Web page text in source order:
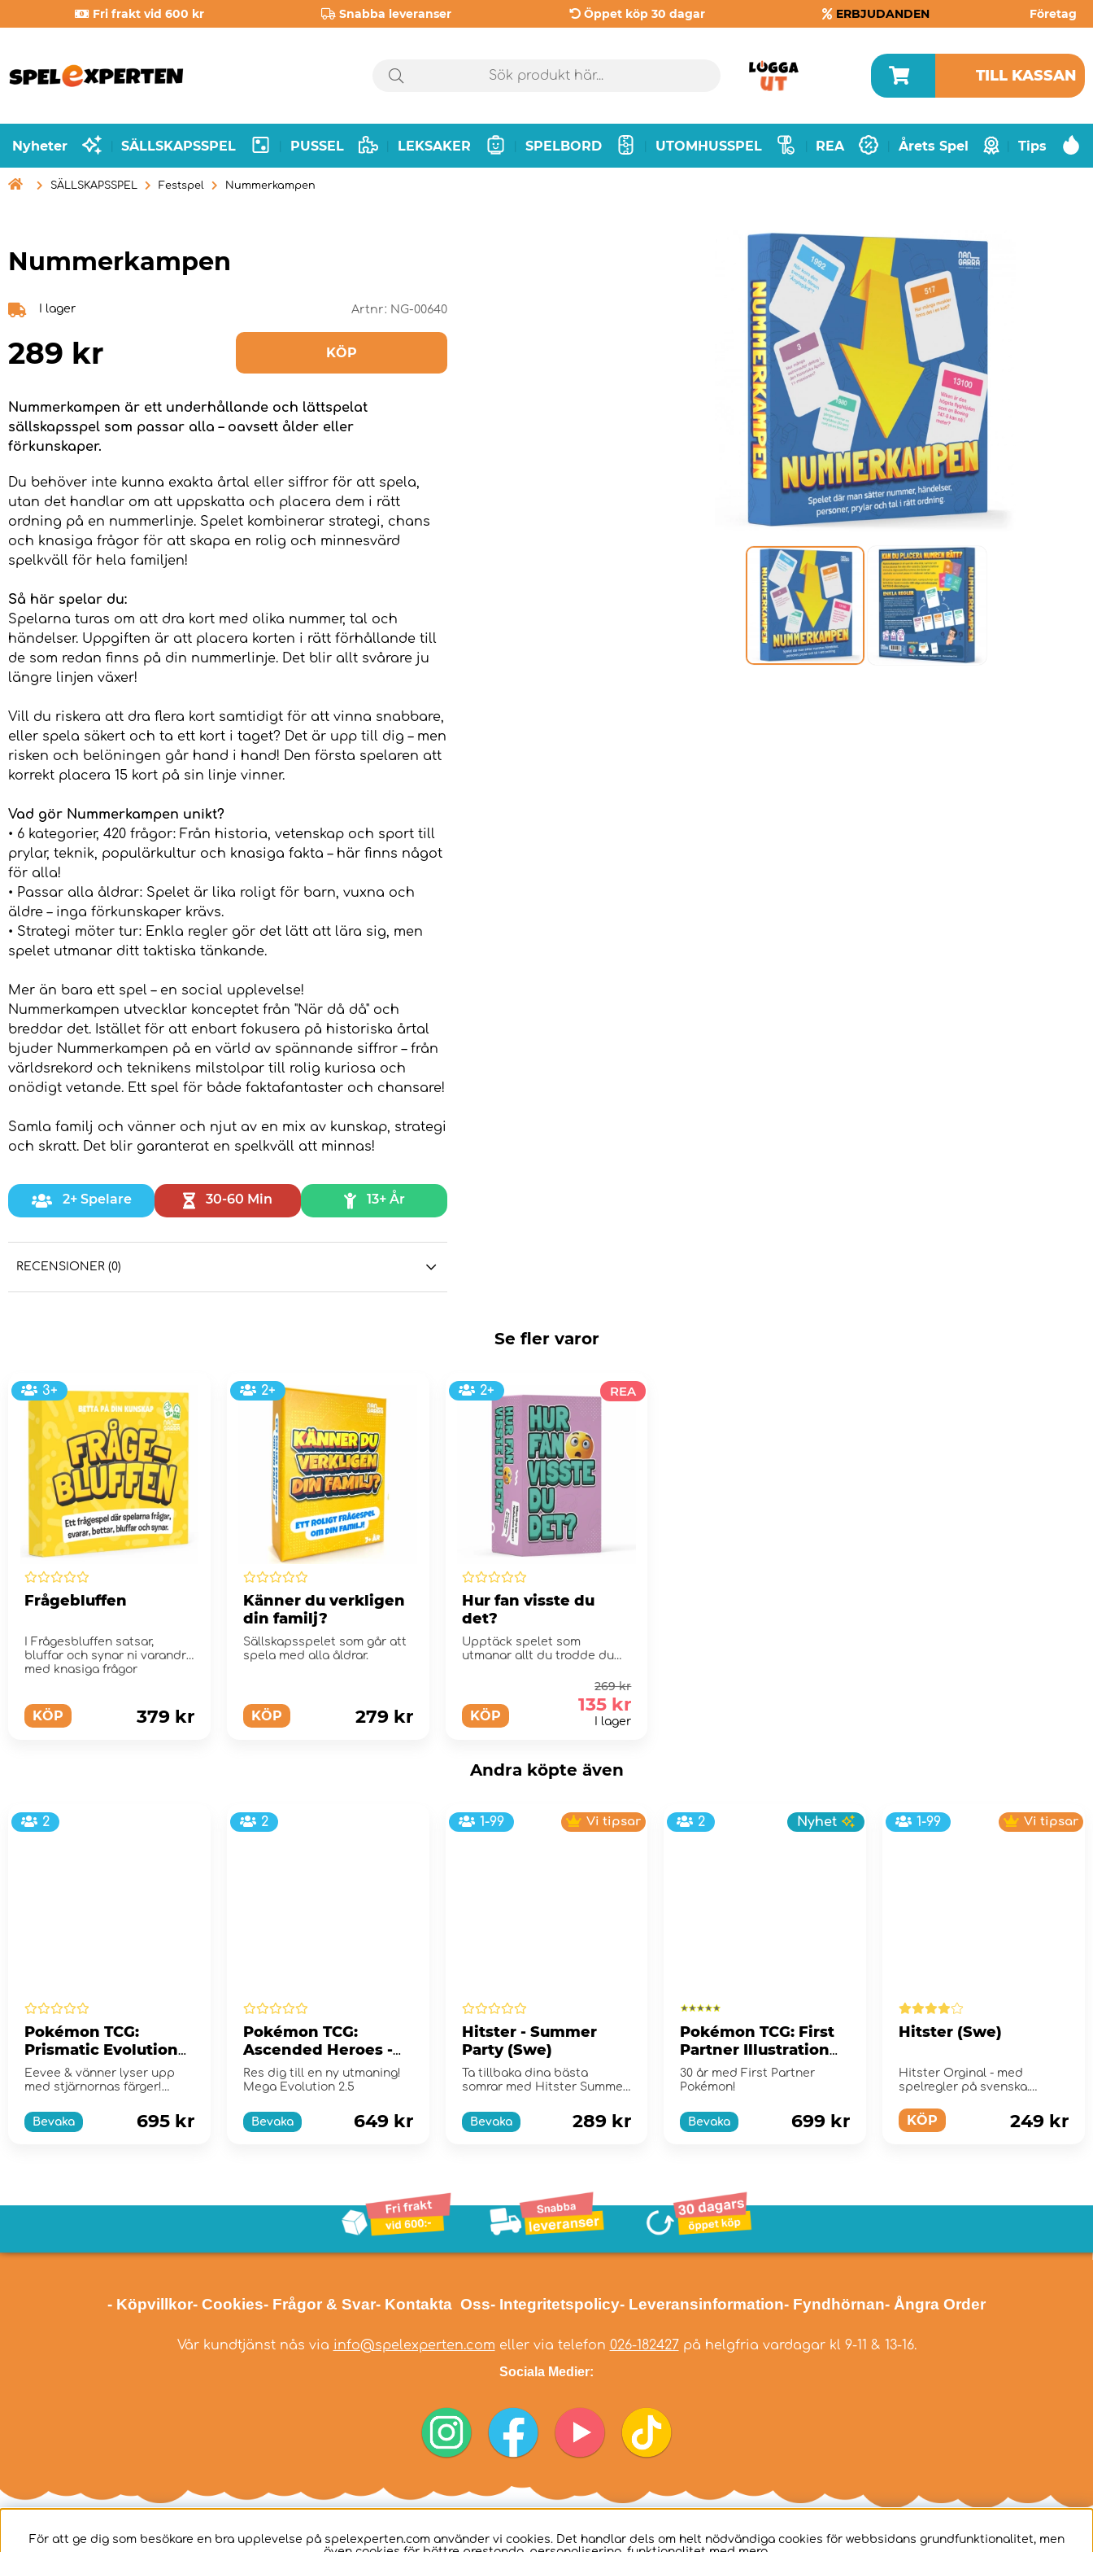
Fri frakt vid 600 kr Snabba leveranser Öppet köp 30 dagar ERBJUDANDEN Företag
TILL KASSAN
Nyheter SÄLLSKAPSSPEL PUSSEL LEKSAKER SPELBORD UTOMHUSSPEL REA Årets Spel Tips
 SÄLLSKAPSSPEL Festspel Nummerkampen
Nummerkampen
I lager Artnr: NG-00640
289 kr KÖP
Nummerkampen är ett underhållande och lättspelat
sällskapsspel som passar alla – oavsett ålder eller
förkunskaper.
Du behöver inte kunna exakta årtal eller siffror för att spela,
utan det handlar om att uppskatta och placera dem i rätt
ordning på en nummerlinje. Spelet kombinerar strategi, chans
och knasiga frågor för att skapa en rolig och minnesvärd
spelkväll för hela familjen!
Så här spelar du:
Spelarna turas om att dra kort med olika nummer, tal och
händelser. Uppgiften är att placera korten i rätt förhållande till
de som redan finns på din nummerlinje. Det blir allt svårare ju
längre linjen växer!
Vill du riskera att dra flera kort samtidigt för att vinna snabbare,
eller spela säkert och ta ett kort i taget? Det är upp till dig – men
risken och belöningen går hand i hand! Den första spelaren att
korrekt placera 15 kort på sin linje vinner.
Vad gör Nummerkampen unikt?
• 6 kategorier, 420 frågor: Från historia, vetenskap och sport till
prylar, teknik, populärkultur och knasiga fakta – här finns något
för alla!
• Passar alla åldrar: Spelet är lika roligt för barn, vuxna och
äldre – inga förkunskaper krävs.
• Strategi möter tur: Enkla regler gör det lätt att lära sig, men
spelet utmanar ditt taktiska tänkande.
Mer än bara ett spel – en social upplevelse!
Nummerkampen utvecklar konceptet från "När då då" och
breddar det. Istället för att enbart fokusera på historiska årtal
bjuder Nummerkampen på en värld av spännande siffror – från
världsrekord och teknikens milstolpar till rolig kuriosa och
onödigt vetande. Ett spel för både faktafantaster och chansare!
Samla familj och vänner och njut av en mix av kunskap, strategi
och skratt. Det blir garanterat en spelkväll att minnas!
2+ Spelare 30-60 Min 13+ År
RECENSIONER (0)
Se fler varor
3+
Frågebluffen
I Frågesbluffen satsar,
bluffar och synar ni varandra
med knasiga frågor
KÖP 379 kr
2+
Känner du verkligen
din familj?
Sällskapsspelet som går att
spela med alla åldrar.
KÖP 279 kr
2+ REA
Hur fan visste du
det?
Upptäck spelet som
utmanar allt du trodde du
KÖP
269 kr
135 kr
I lager
Andra köpte även
2
Pokémon TCG:
Prismatic Evolutions
Elite Trainer Box
Eevee & vänner lyser upp
med stjärnornas färger!
Bevaka
695 kr
2
Pokémon TCG:
Ascended Heroes -
Booster Bundle
Res dig till en ny utmaning!
Mega Evolution 2.5
Bevaka 649 kr
1-99 Vi tipsar
Hitster - Summer
Party (Swe)
Ta tillbaka dina bästa
somrar med Hitster Summer
Bevaka
289 kr
2 Nyhet
Pokémon TCG: First
Partner Illustration
Collection - Series 2
30 år med First Partner
Pokémon!
Bevaka 699 kr
1-99 Vi tipsar
Hitster (Swe)
Hitster Orginal - med
spelregler på svenska.
KÖP 249 kr
- Köpvillkor- Cookies- Frågor & Svar- Kontakta Oss- Integritetspolicy- Leveransinformation- Fyndhörnan- Ångra Order
Vår kundtjänst nås via info@spelexperten.com eller via telefon 026-182427på helgfria vardagar kl 9-11 & 13-16.
Sociala Medier:
För att ge dig som besökare en bra upplevelse på spelexperten.com använder vi cookies. Det handlar dels om helt nödvändiga cookies för webbsidans grundfunktionalitet, men